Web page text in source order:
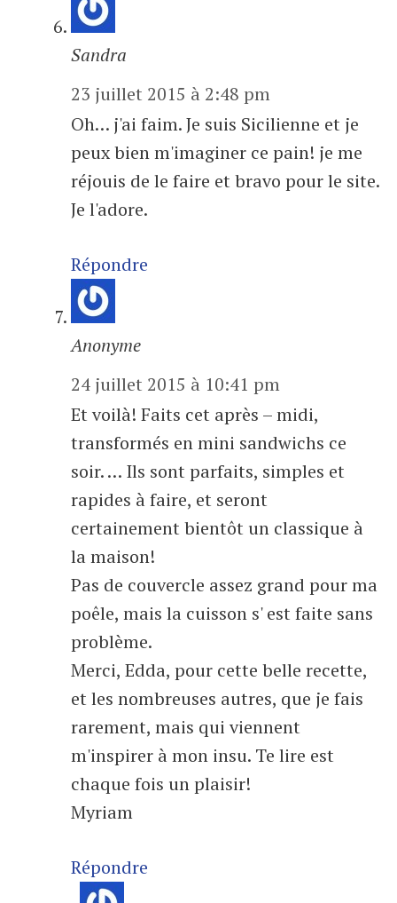
Sandra
23 juillet 2015 à 2:48 pm
Oh… j'ai faim. Je suis Sicilienne et je
peux bien m'imaginer ce pain! je me
réjouis de le faire et bravo pour le site.
Je l'adore.
Répondre
Anonyme
24 juillet 2015 à 10:41 pm
Et voilà! Faits cet après – midi,
transformés en mini sandwichs ce
soir. … Ils sont parfaits, simples et
rapides à faire, et seront
certainement bientôt un classique à
la maison!
Pas de couvercle assez grand pour ma
poêle, mais la cuisson s' est faite sans
problème.
Merci, Edda, pour cette belle recette,
et les nombreuses autres, que je fais
rarement, mais qui viennent
m'inspirer à mon insu. Te lire est
chaque fois un plaisir!
Myriam
Répondre